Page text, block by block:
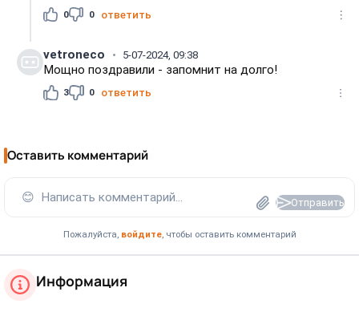
0 0 ответить
vetroneco 5-07-2024, 09:38
Мощно поздравили - запомнит на долго!
3 0 ответить
Оставить комментарий
😊 Написать комментарий... Отправить
Пожалуйста, войдите, чтобы оставить комментарий
Информация